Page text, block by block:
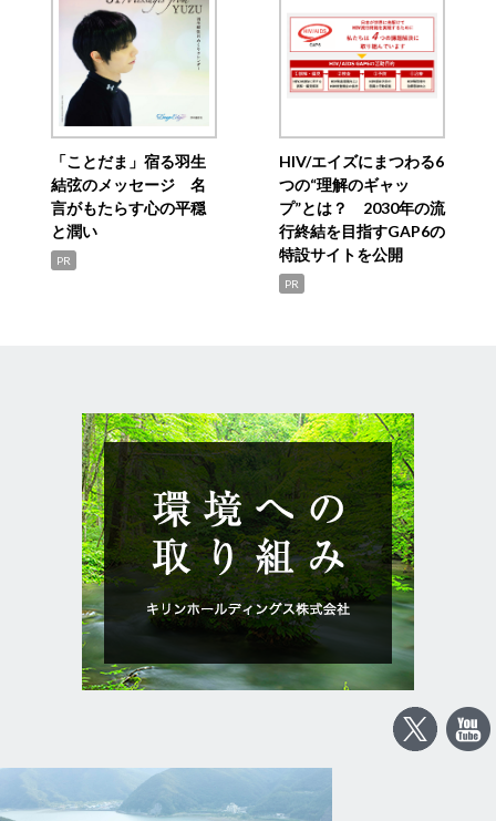
「ことだま」宿る羽生
結弦のメッセージ 名
言がもたらす心の平穏
と潤い
PR
HIV/エイズにまつわる6
つの“理解のギャッ
プ”とは？ 2030年の流
行終結を目指すGAP6の
特設サイトを公開
PR